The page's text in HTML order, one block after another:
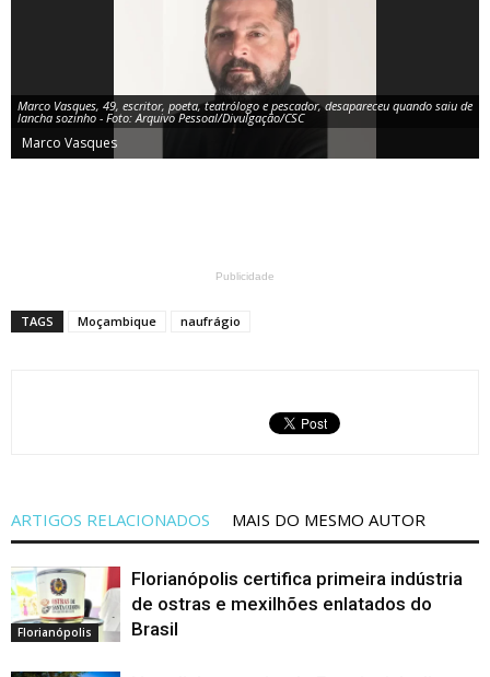
Marco Vasques, 49, escritor, poeta, teatrólogo e pescador, desapareceu quando saiu de
lancha sozinho - Foto: Arquivo Pessoal/Divulgação/CSC
Marco Vasques
Publicidade
TAGS Moçambique naufrágio
ARTIGOS RELACIONADOS MAIS DO MESMO AUTOR
Florianópolis
Florianópolis certifica primeira indústria
de ostras e mexilhões enlatados do
Brasil